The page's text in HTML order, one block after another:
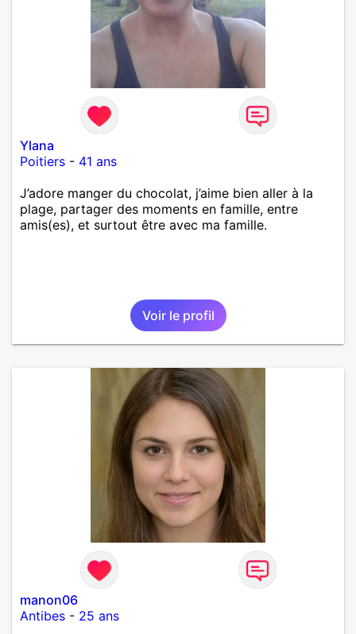
Ylana
Poitiers - 41 ans
J’adore manger du chocolat, j’aime bien aller à la
plage, partager des moments en famille, entre
amis(es), et surtout être avec ma famille.
Voir le profil
manon06
Antibes - 25 ans